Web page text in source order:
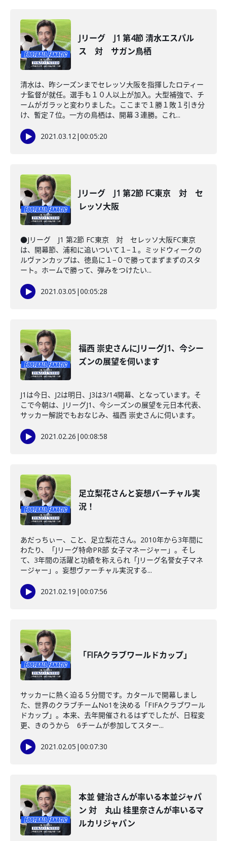
Jリーグ J1 第4節 清水エスパル
ス 対 サガン鳥栖
清水は、昨シーズンまでセレッソ大阪を指揮したロティー
ナ監督が就任。選手も１０人以上が加入。大型補強で、チ
ームがガラッと変わりました。ここまで１勝１敗１引き分
け、暫定７位。一方の鳥栖は、開幕３連勝。これ...
2021.03.12|00:05:20
Jリーグ J1 第2節 FC東京 対 セ
レッソ大阪
●Jリーグ J1 第2節 FC東京 対 セレッソ大阪FC東京
は、開幕節、浦和に追いついて１−１。ミッドウィークの
ルヴァンカップは、徳島に１−０で勝ってまずまずのスタ
ート。ホームで勝って、弾みをつけたい...
2021.03.05 |00:05:28
福西 崇史さんにJリーグJ1、今シー
ズンの展望を伺います
J1は今日、J2は明日、J3は3/14開幕、となっています。そ
こで今朝は、JリーグJ1、今シーズンの展望を元日本代表、
サッカー解説でもおなじみ、福西 崇史さんに伺います。
2021.02.26 |00:08:58
足立梨花さんと妄想バーチャル実
況！
あだっちぃー、こと、足立梨花さん。2010年から3年間に
わたり、「Jリーグ特命PR部 女子マネージャー」。そし
て、3年間の活躍と功績を称えられ「Jリーグ名誉女子マネ
ージャー」。妄想ヴァーチャル実況する...
2021.02.19 |00:07:56
「FIFAクラブワールドカップ」
サッカーに熱く迫る５分間です。カタールで開幕しまし
た、世界のクラブチームNo1を決める「FIFAクラブワール
ドカップ」。本来、去年開催されるはずでしたが、日程変
更、きのうから 6チームが参加してスター...
2021.02.05 |00:07:30
本並 健治さんが率いる本並ジャパ
ン 対 丸山 桂里奈さんが率いるマ
ルカリジャパン